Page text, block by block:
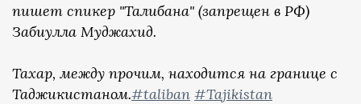
пишет спикер "Талибана" (запрещен в РФ)
Забиулла Муджахид.
Тахар, между прочим, находится на границе с
Таджикистаном.#taliban #Tajikistan